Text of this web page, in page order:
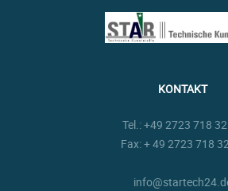
KONTAKT
Tel.:+49 2723 718
Fax: + 49 2723 718